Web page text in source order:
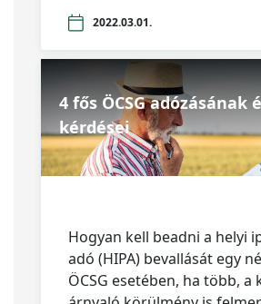
2022.03.01.
4 fős ÖCSG adózásának
kérdései
Hogyan kell beadni a helyi
adó (HIPA) bevallását egy
ÖCSG esetében, ha több, a